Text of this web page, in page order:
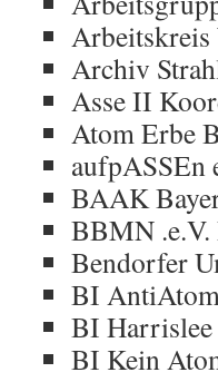
Arbeitskreis
Archiv
Asse II
Atom Erbe
aufpASSEn
BAAK
BBMN
Bendorfer
BI
BI Harrislee
BI Kein